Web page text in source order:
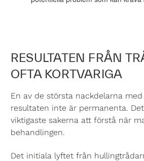
RESULTATEN FRÅN
OFTA KORTVARIGA
En av de största nackdelarna
resultaten inte är permanenta.
viktigaste sakerna att förstå när
behandlingen.
Det initiala lyftet från